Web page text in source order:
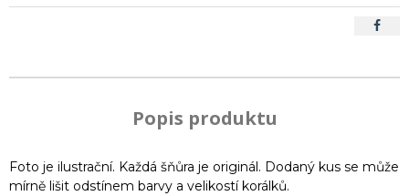
Popis produktu
Foto je ilustrační. Každá šňůra je originál. Dodaný kus se může
mírně lišit odstínem barvy a velikostí korálků.